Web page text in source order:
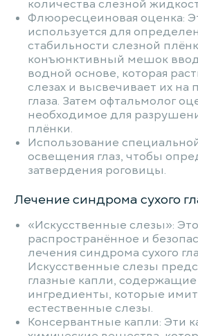
количества слезной
Флюоресцеиновая оценка:
используется для
стабильности слезной
конъюнктивный мешок
водной основе, которая
слезах и высвечивает их на
глаза. Затем офтальмолог
необходимое для
плёнки.
Использование
освещения глаз, чтобы
затвердения роговицы.
Лечение синдрома сухого
«Искусственные слезы»:
распространённое и
лечения синдрома сухого
Искусственные слезы
глазные капли,
ингредиенты, которые
естественные слезы.
Консервантные капли: Эти